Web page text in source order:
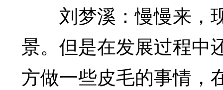
刘梦溪：慢慢来，
景。但是在发展过程中
方做一些皮毛的事情，